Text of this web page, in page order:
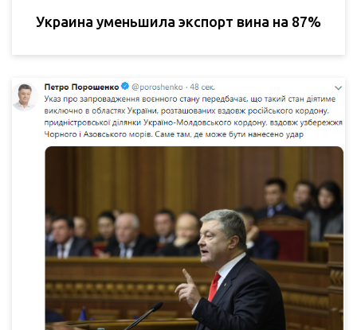
Украина уменьшила экспорт вина на 87%